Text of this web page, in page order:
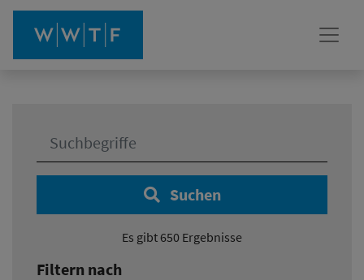
Suchen
Es gibt 650 Ergebnisse
Filtern nach